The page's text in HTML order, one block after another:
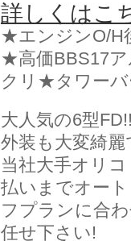
詳しくはこ
★エンジンO/H
★高価BBS17
クリ★タワーバ
大人気の6型
外装も大変綺麗
当社大手オリ
払いまでオー
フプランに合
任せ下さい!